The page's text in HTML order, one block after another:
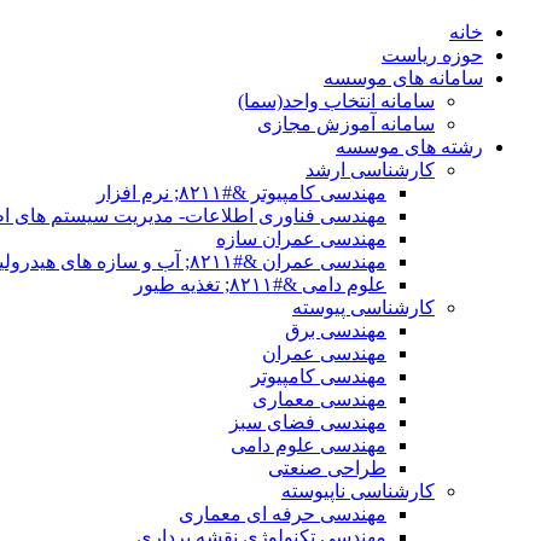
خانه
حوزه ریاست
سامانه های موسسه
سامانه انتخاب واحد(سما)
سامانه آموزش مجازی
رشته های موسسه
کارشناسی ارشد
مهندسی کامپیوتر &#۸۲۱۱; نرم افزار
مهندسی فناوری اطلاعات- مدیریت سیستم های
مهندسی عمران سازه
مهندسی عمران &#۸۲۱۱; آب و سازه های هیدرولیکی
علوم دامی &#۸۲۱۱; تغذیه طیور
کارشناسی پیوسته
مهندسی برق
مهندسی عمران
مهندسی کامپیوتر
مهندسی معماری
مهندسی فضای سبز
مهندسی علوم دامی
طراحی صنعتی
کارشناسی ناپیوسته
مهندسی حرفه ای معماری